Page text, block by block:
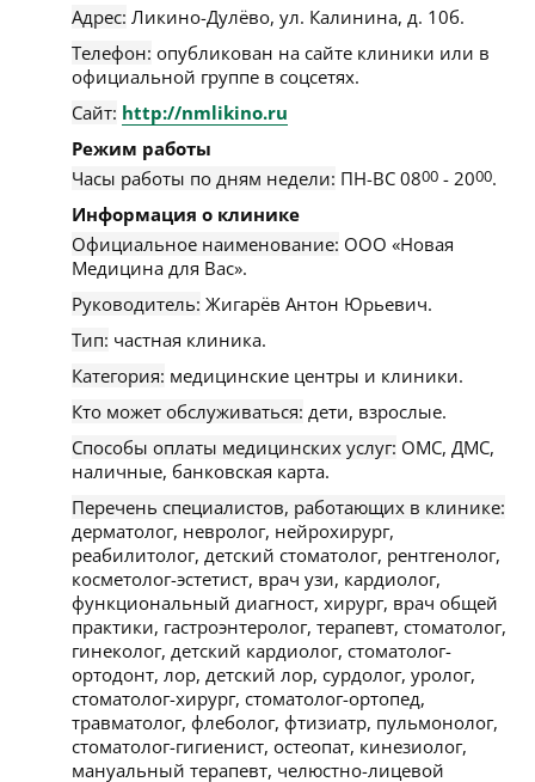
Адрес: Ликино-Дулёво, ул. Калинина, д. 10б.
Телефон: опубликован на сайте клиники или в
официальной группе в соцсетях.
Сайт: http://nmlikino.ru
Режим работы
Часы работы по дням недели: ПН-ВС 0800 - 2000.
Информация о клинике
Официальное наименование: ООО «Новая
Медицина для Вас».
Руководитель: Жигарёв Антон Юрьевич.
Тип: частная клиника.
Категория: медицинские центры и клиники.
Кто может обслуживаться: дети, взрослые.
Способы оплаты медицинских услуг: ОМС, ДМС,
наличные, банковская карта.
Перечень специалистов, работающих в клинике:
дерматолог, невролог, нейрохирург,
реабилитолог, детский стоматолог, рентгенолог,
косметолог-эстетист, врач узи, кардиолог,
функциональный диагност, хирург, врач общей
практики, гастроэнтеролог, терапевт, стоматолог,
гинеколог, детский кардиолог, стоматолог-
ортодонт, лор, детский лор, сурдолог, уролог,
стоматолог-хирург, стоматолог-ортопед,
травматолог, флеболог, фтизиатр, пульмонолог,
стоматолог-гигиенист, остеопат, кинезиолог,
мануальный терапевт, челюстно-лицевой